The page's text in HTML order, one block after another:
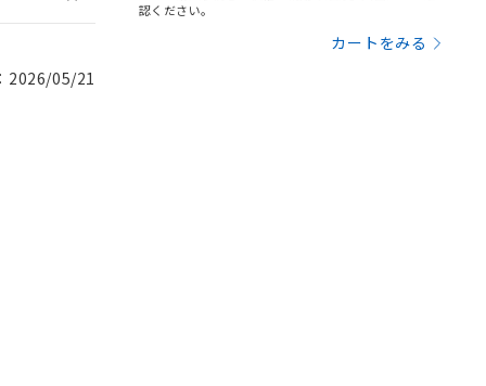
2026/05/21
認ください。
カートをみる
です。
ず変更すること